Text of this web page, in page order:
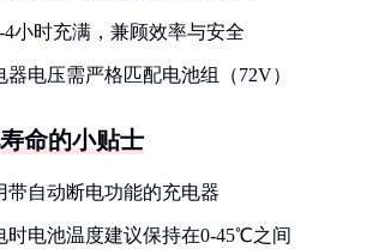
4小时充满，兼顾效率与安全
器电压需严格匹配电池组（72V）
命的小贴士
带自动断电功能的充电器
时电池温度建议保持在0-45℃之间